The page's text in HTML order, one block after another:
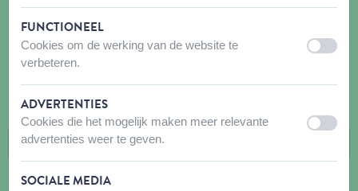
HB EN LB NYLON CLASSIC
FILTERS
FUNCTIONEEL
Cookies om de werking van de website te
verbeteren.
uit aan
ADVERTENTIES
Cookies die het mogelijk maken meer relevante
advertenties weer te geven.
uit aan
SOCIALE MEDIA